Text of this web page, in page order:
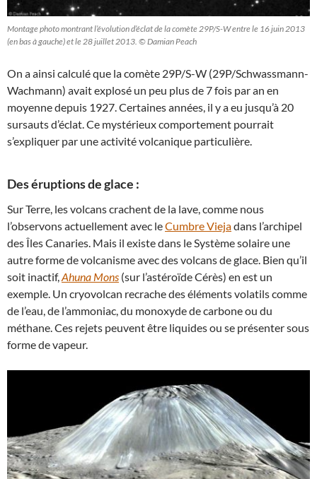
Montage photo montrant l’évolution d’éclat de la comète 29P/S-W entre le 16 juin 2013
(en bas à gauche) et le 28 juillet 2013. © Damian Peach
On a ainsi calculé que la comète 29P/S-W (29P/Schwassmann-
Wachmann) avait explosé un peu plus de 7 fois par an en
moyenne depuis 1927. Certaines années, il y a eu jusqu’à 20
sursauts d’éclat. Ce mystérieux comportement pourrait
s’expliquer par une activité volcanique particulière.
Des éruptions de glace :
Sur Terre, les volcans crachent de la lave, comme nous
l’observons actuellement avec leCumbre Viejadans l’archipel
des Îles Canaries. Mais il existe dans le Système solaire une
autre forme de volcanisme avec des volcans de glace. Bien qu’il
soit inactif,Ahuna Mons (sur l’astéroïde Cérès) en est un
exemple. Un cryovolcan recrache des éléments volatils comme
de l’eau, de l’ammoniac, du monoxyde de carbone ou du
méthane. Ces rejets peuvent être liquides ou se présenter sous
forme de vapeur.